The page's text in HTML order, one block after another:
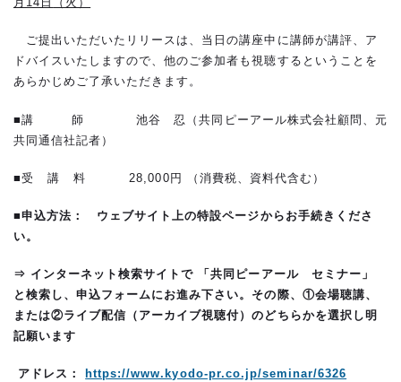
ご提出いただいたリリースは、当日の講座中に講師が講評、ア
ドバイスいたしますので、他のご参加者も視聴するということを
あらかじめご了承いただきます。
■講 師 池谷 忍（共同ピーアール株式会社顧問、元
共同通信社記者）
■受 講 料 28,000円 （消費税、資料代含む）
■申込方法 ： ウェブサイト上の特設ページからお手続きくださ
い。
⇒ インターネット検索サイトで 「共同ピーアール セミナー」
と検索し、申込フォームにお進み下さい。 その際、①会場聴講、
または②ライブ配信（アーカイブ視聴付）のどちらかを選択し明
記願います
アドレス： https://www.kyodo-pr.co.jp/seminar/6326